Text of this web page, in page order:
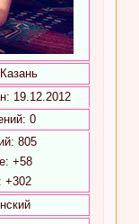
: 19.12.2012
0
805
+58
+302